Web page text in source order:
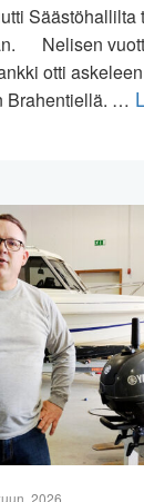
Säästöhallilta
Nelisen
otti
Brahentiellä. …